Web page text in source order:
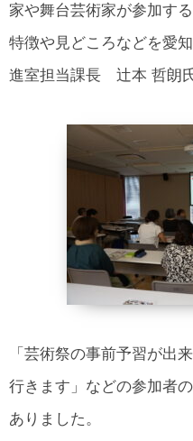
家や舞台芸術家が参加す
特徴や見どころなどを愛
進室担当課長 辻本 哲朗
「芸術祭の事前予習が出
行きます」などの参加者
ありました。